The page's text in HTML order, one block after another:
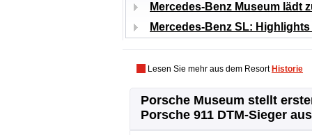
Mercedes-Benz Museum lädt
Mercedes-Benz SL:
Lesen Sie mehr aus dem Resort Historie
Porsche Museum stellt
Porsche 911 DTM-Sieger aus